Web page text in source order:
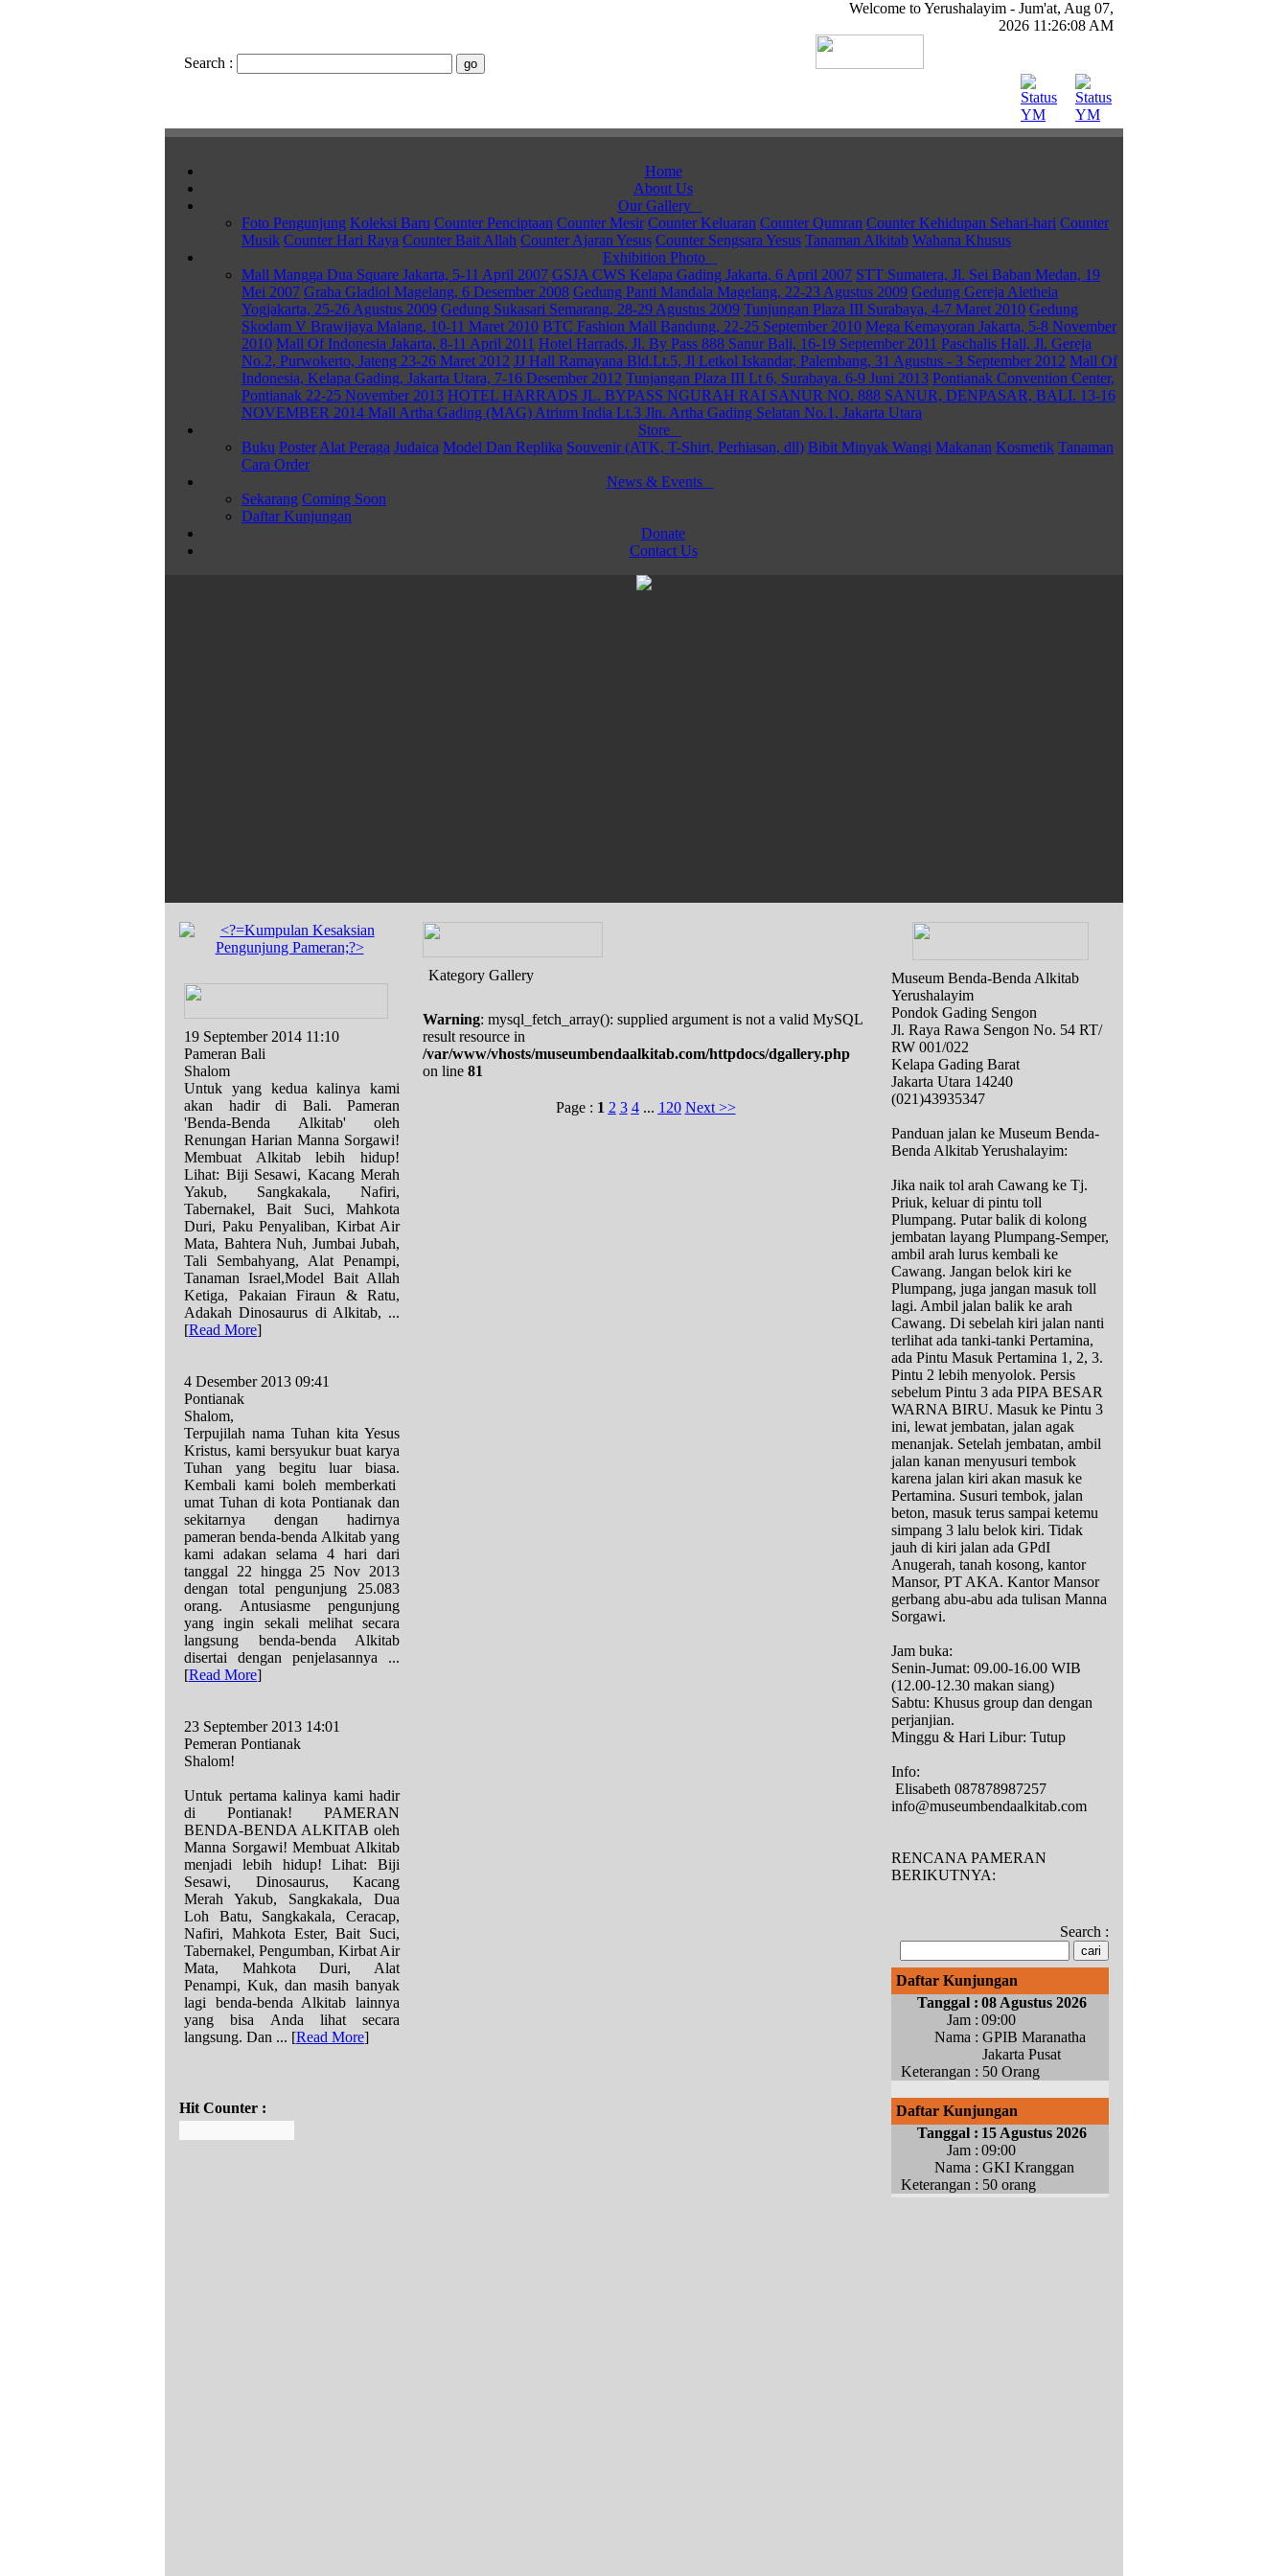
Search :
Welcome to Yerushalayim - Jum'at, Aug 07,
2026 11:26:08 AM
Home
About Us
Our Gallery
Foto Pengunjung Koleksi Baru Counter Penciptaan Counter Mesir Counter Keluaran Counter Qumran Counter Kehidupan Sehari-hari Counter
Musik Counter Hari Raya Counter Bait Allah Counter Ajaran Yesus Counter Sengsara Yesus Tanaman Alkitab Wahana Khusus
Exhibition Photo
Mall Mangga Dua Square Jakarta, 5-11 April 2007 GSJA CWS Kelapa Gading Jakarta, 6 April 2007 STT Sumatera, Jl. Sei Baban Medan, 19
Mei 2007 Graha Gladiol Magelang, 6 Desember 2008 Gedung Panti Mandala Magelang, 22-23 Agustus 2009 Gedung Gereja Aletheia
Yogjakarta, 25-26 Agustus 2009 Gedung Sukasari Semarang, 28-29 Agustus 2009 Tunjungan Plaza III Surabaya, 4-7 Maret 2010 Gedung
Skodam V Brawijaya Malang, 10-11 Maret 2010 BTC Fashion Mall Bandung, 22-25 September 2010 Mega Kemayoran Jakarta, 5-8 November
2010 Mall Of Indonesia Jakarta, 8-11 April 2011 Hotel Harrads, Jl. By Pass 888 Sanur Bali, 16-19 September 2011 Paschalis Hall, Jl. Gereja
No.2, Purwokerto, Jateng 23-26 Maret 2012 JJ Hall Ramayana Bld.Lt.5, Jl Letkol Iskandar, Palembang, 31 Agustus - 3 September 2012 Mall Of
Indonesia, Kelapa Gading, Jakarta Utara, 7-16 Desember 2012 Tunjangan Plaza III Lt 6, Surabaya. 6-9 Juni 2013 Pontianak Convention Center,
Pontianak 22-25 November 2013 HOTEL HARRADS JL. BYPASS NGURAH RAI SANUR NO. 888 SANUR, DENPASAR, BALI. 13-16
NOVEMBER 2014 Mall Artha Gading (MAG) Atrium India Lt.3 Jln. Artha Gading Selatan No.1, Jakarta Utara
Store
Buku Poster Alat Peraga Judaica Model Dan Replika Souvenir (ATK, T-Shirt, Perhiasan, dll) Bibit Minyak Wangi Makanan Kosmetik Tanaman
Cara Order
News & Events
Sekarang Coming Soon
Daftar Kunjungan
Donate
Contact Us
19 September 2014 11:10
Pameran Bali
Shalom
Untuk yang kedua kalinya kami
akan hadir di Bali. Pameran
'Benda-Benda Alkitab' oleh
Renungan Harian Manna Sorgawi!
Membuat Alkitab lebih hidup!
Lihat: Biji Sesawi, Kacang Merah
Yakub, Sangkakala, Nafiri,
Tabernakel, Bait Suci, Mahkota
Duri, Paku Penyaliban, Kirbat Air
Mata, Bahtera Nuh, Jumbai Jubah,
Tali Sembahyang, Alat Penampi,
Tanaman Israel,Model Bait Allah
Ketiga, Pakaian Firaun & Ratu,
Adakah Dinosaurus di Alkitab, ...
[Read More]
4 Desember 2013 09:41
Pontianak
Shalom,
Terpujilah nama Tuhan kita Yesus
Kristus, kami bersyukur buat karya
Tuhan yang begitu luar biasa.
Kembali kami boleh memberkati
umat Tuhan di kota Pontianak dan
sekitarnya dengan hadirnya
pameran benda-benda Alkitab yang
kami adakan selama 4 hari dari
tanggal 22 hingga 25 Nov 2013
dengan total pengunjung 25.083
orang. Antusiasme pengunjung
yang ingin sekali melihat secara
langsung benda-benda Alkitab
disertai dengan penjelasannya ...
[Read More]
23 September 2013 14:01
Pemeran Pontianak
Shalom!
Untuk pertama kalinya kami hadir
di Pontianak! PAMERAN
BENDA-BENDA ALKITAB oleh
Manna Sorgawi! Membuat Alkitab
menjadi lebih hidup! Lihat: Biji
Sesawi, Dinosaurus, Kacang
Merah Yakub, Sangkakala, Dua
Loh Batu, Sangkakala, Ceracap,
Nafiri, Mahkota Ester, Bait Suci,
Tabernakel, Pengumban, Kirbat Air
Mata, Mahkota Duri, Alat
Penampi, Kuk, dan masih banyak
lagi benda-benda Alkitab lainnya
yang bisa Anda lihat secara
langsung. Dan ... [Read More]
Hit Counter :
Kategory Gallery
Warning: mysql_fetch_array(): supplied argument is not a valid MySQL
result resource in
/var/www/vhosts/museumbendaalkitab.com/httpdocs/dgallery.php
on line 81
Page : 1 2 3 4... 120 Next >>
Museum Benda-Benda Alkitab
Yerushalayim
Pondok Gading Sengon
Jl. Raya Rawa Sengon No. 54 RT/
RW 001/022
Kelapa Gading Barat
Jakarta Utara 14240
(021)43935347
Panduan jalan ke Museum Benda-
Benda Alkitab Yerushalayim:
Jika naik tol arah Cawang ke Tj.
Priuk, keluar di pintu toll
Plumpang. Putar balik di kolong
jembatan layang Plumpang-Semper,
ambil arah lurus kembali ke
Cawang. Jangan belok kiri ke
Plumpang, juga jangan masuk toll
lagi. Ambil jalan balik ke arah
Cawang. Di sebelah kiri jalan nanti
terlihat ada tanki-tanki Pertamina,
ada Pintu Masuk Pertamina 1, 2, 3.
Pintu 2 lebih menyolok. Persis
sebelum Pintu 3 ada PIPA BESAR
WARNA BIRU. Masuk ke Pintu 3
ini, lewat jembatan, jalan agak
menanjak. Setelah jembatan, ambil
jalan kanan menyusuri tembok
karena jalan kiri akan masuk ke
Pertamina. Susuri tembok, jalan
beton, masuk terus sampai ketemu
simpang 3 lalu belok kiri. Tidak
jauh di kiri jalan ada GPdI
Anugerah, tanah kosong, kantor
Mansor, PT AKA. Kantor Mansor
gerbang abu-abu ada tulisan Manna
Sorgawi.
Jam buka:
Senin-Jumat: 09.00-16.00 WIB
(12.00-12.30 makan siang)
Sabtu: Khusus group dan dengan
perjanjian.
Minggu & Hari Libur: Tutup
Info:
Elisabeth 087878987257
info@museumbendaalkitab.com
RENCANA PAMERAN
BERIKUTNYA:
Search :
Daftar Kunjungan
Tanggal : 08 Agustus 2026
Jam : 09:00
Nama : GPIB Maranatha
Jakarta Pusat
Keterangan : 50 Orang
Daftar Kunjungan
Tanggal : 15 Agustus 2026
Jam : 09:00
Nama : GKI Kranggan
Keterangan : 50 orang